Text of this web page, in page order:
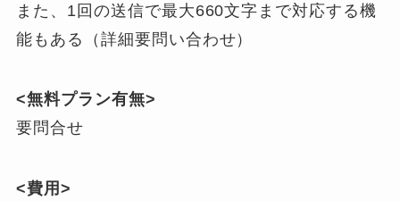
また、1回の送信で最大660文字まで対応する機
能もある（詳細要問い合わせ）
<無料プラン有無>
要問合せ
<費用>